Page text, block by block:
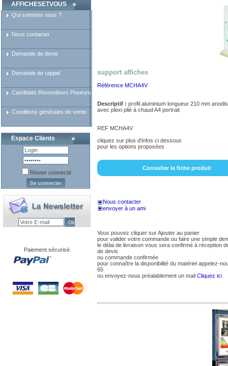
AFFICHESETVOUS
Qui sommes nous ?
Nous contacter
Demande de devis
Demande de rappel
Candidats Revendeurs Poseurs
Conditions générales de vente
Espace Clients
Rester connecté
Paiement sécurisé
support affiches
Référence MCHA4V
Descriptif : profil aluminium longueur 210 mm
avec plexi plié à chaud A4 portrait
REF MCHA4V
cliquez sur plus d'infos ci dessous
pour les options proposées
Consulter la fiche produit
Nous contacter
envoyer à un ami
Vous pouvez cliquer sur Ajouter au panier
pour valider votre commande ou faire une simple
le délai de livraison vous sera confirmé à réception
de devis
ou commande confirmée
pour connaître la disponibilité du matériel appelez-
65
ou envoyez-nous préalablement un mail Cliquez ici